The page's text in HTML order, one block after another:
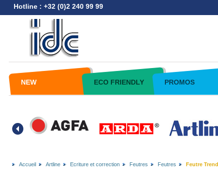
Hotline : +32 (0)2 240 99 99
NEW ECO FRIENDLY PROMOS
Accueil Artline Ecriture et correction Feutres Feutres Feutre